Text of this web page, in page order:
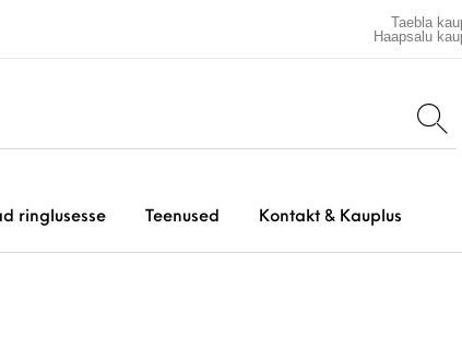
Taebla
Haapsalu
ringlusesse Teenused Kontakt & Kauplus